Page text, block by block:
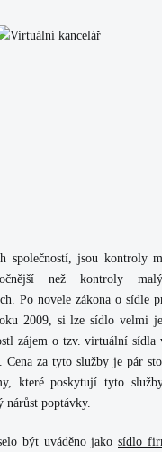
společností, jsou kontroly
než kontroly
Po novele zákona o sídle
2009, si lze sídlo velmi
zájem o tzv. virtuální sídla
Cena za tyto služby je pár
které poskytují tyto
nárůst poptávky.
být uváděno jako sídlo